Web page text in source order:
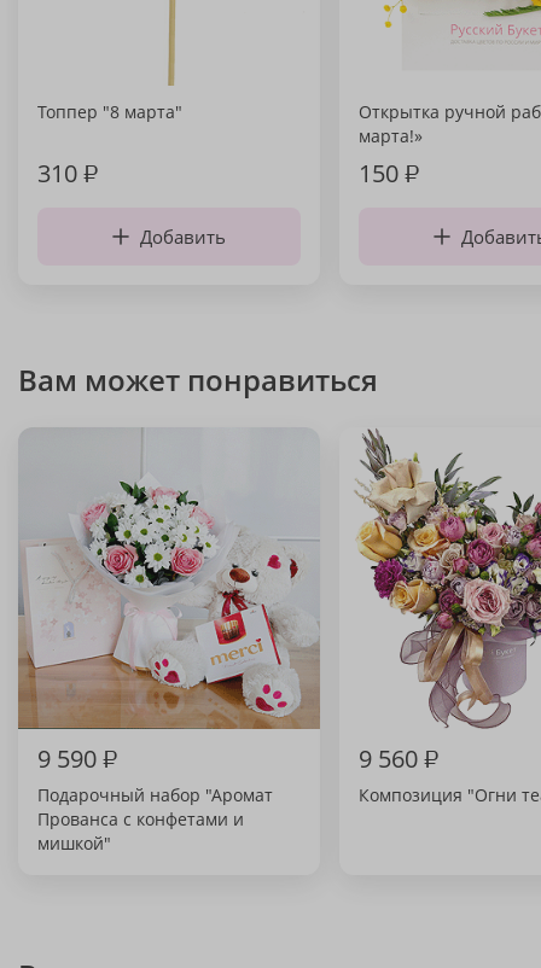
Топпер "8 марта"
310₽
Добавить
Открытка ручной
марта!»
150₽
Вам может понравиться
9 590₽
Подарочный набор "Аромат
Прованса с конфетами и
мишкой"
9 560₽
Композиция "Огни